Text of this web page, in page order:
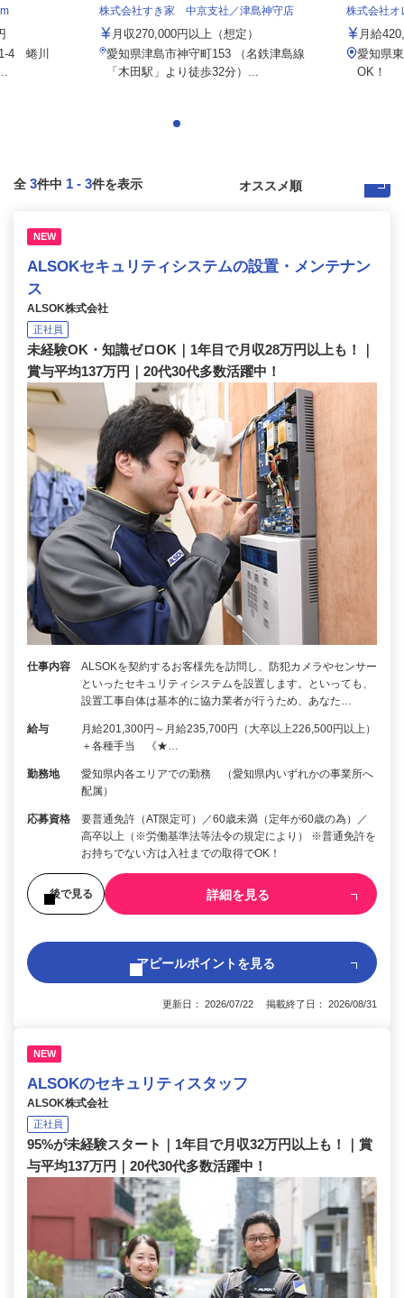
4 蜷川
株式会社すき家 中京支社／津島神守店
月収270,000円以上（想定）
愛知県津島市神守町153 （名鉄津島線
「木田駅」より徒歩32分）...
株式会社
月給
愛知県
OK！
全 3件中 1 - 3件を表示
NEW
ALSOKセキュリティシステムの設置・メンテナン
ス
ALSOK株式会社
正社員
未経験OK・知識ゼロOK｜1年目で月収28万円以上も！｜
賞与平均137万円｜20代30代多数活躍中！
仕事内容
ALSOKを契約するお客様先を訪問し、防犯カメラやセンサー
といったセキュリティシステムを設置します。といっても、
設置工事自体は基本的に協力業者が行うため、あなた…
給与
月給201,300円～月給235,700円（大卒以上226,500円以上）
＋各種手当 《★…
勤務地
愛知県内各エリアでの勤務 （愛知県内いずれかの事業所へ
配属）
応募資格
要普通免許（AT限定可）／60歳未満（定年が60歳の為）／
高卒以上（※労働基準法等法令の規定により） ※普通免許を
お持ちでない方は入社までの取得でOK！
後で見る 詳細を見る
アピールポイントを見る
更新日： 2026/07/22 掲載終了日： 2026/08/31
NEW
ALSOKのセキュリティスタッフ
ALSOK株式会社
正社員
95%が未経験スタート｜1年目で月収32万円以上も！｜賞
与平均137万円｜20代30代多数活躍中！